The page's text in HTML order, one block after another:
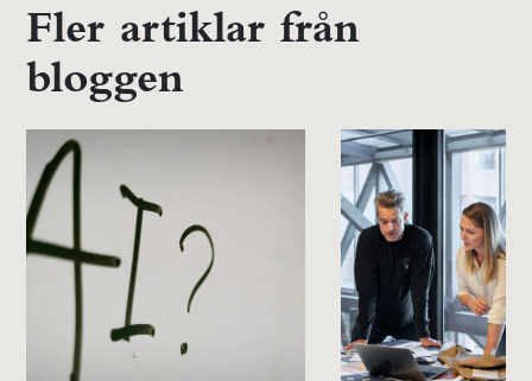
Fler artiklar från
bloggen